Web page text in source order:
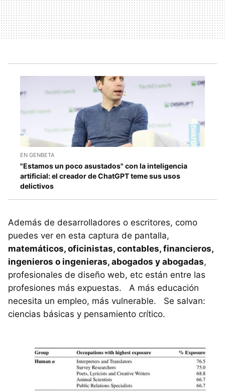
EN GENBETA
"Estamos un poco asustados" con la inteligencia
artificial: el creador de ChatGPT teme sus usos
delictivos
Además de desarrolladores o escritores, como
puedes ver en esta captura de pantalla,
matemáticos, oficinistas, contables, financieros,
ingenieros o ingenieras, abogados y abogadas,
profesionales de diseño web, etc están entre las
profesiones más expuestas. A más educación
necesita un empleo, más vulnerable. Se salvan:
ciencias básicas y pensamiento crítico.